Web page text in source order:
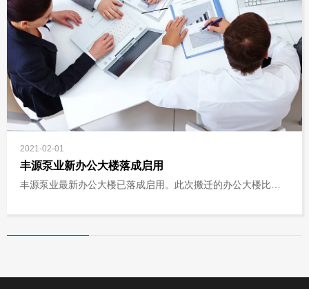
2021-02-01
丰源泵业新办公大楼落成启用
丰源泵业最新办公大楼已落成启用。此次搬迁的办公大楼比原